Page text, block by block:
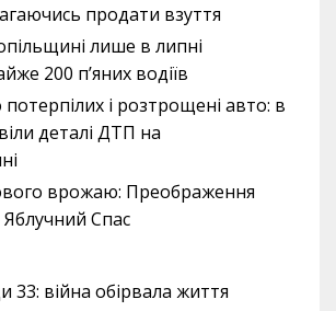
продати взуття
лише в липні
200 п’яних водіїв
і розтрощені авто: в
деталі ДТП на
врожаю: Преображення
Спас
33: війна обірвала життя